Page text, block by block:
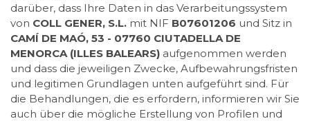
darüber, dass Ihre Daten in das Verarbeitungssystem
von COLL GENER, S.L. mit NIF B07601206 und Sitz in
CAMÍ DE MAÓ, 53 - 07760 CIUTADELLA DE
MENORCA (ILLES BALEARS) aufgenommen werden
und dass die jeweiligen Zwecke, Aufbewahrungsfristen
und legitimen Grundlagen unten aufgeführt sind. Für
die Behandlungen, die es erfordern, informieren wir Sie
auch über die mögliche Erstellung von Profilen und